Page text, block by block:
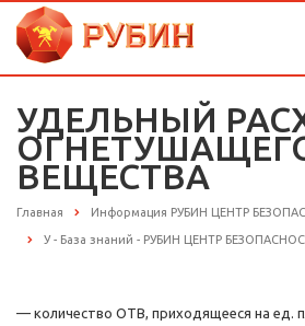
УДЕЛЬНЫЙ
ВЕЩЕСТВА
Главная Информация РУБИН ЦЕНТР
У - База знаний - РУБИН ЦЕНТР
— количество ОТВ, приходящееся на ед.